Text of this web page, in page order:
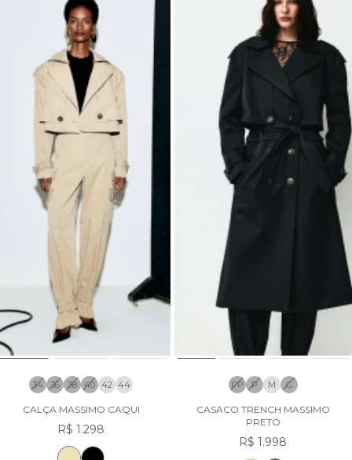
34 36 38 40 42 44
CALÇA MASSIMO CAQUI
R$ 1.298
PP P M G
CASACO TRENCH MASSIMO
PRETO
R$ 1.998